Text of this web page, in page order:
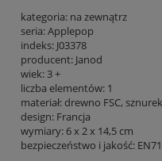
kategoria: na zewnątrz
seria: Applepop
indeks: J03378
producent: Janod
wiek: 3 +
liczba elementów: 1
materiał: drewno FSC, sznurek
design: Francja
wymiary: 6 x 2 x 14,5 cm
bezpieczeństwo i jakość: